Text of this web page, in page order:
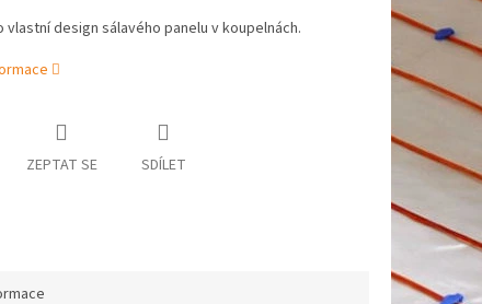
vlastní design sálavého panelu v koupelnách.
ZEPTAT SE SDÍLET